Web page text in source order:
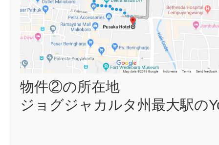
物件②の所在地
ジョグジャカルタ州最大駅の